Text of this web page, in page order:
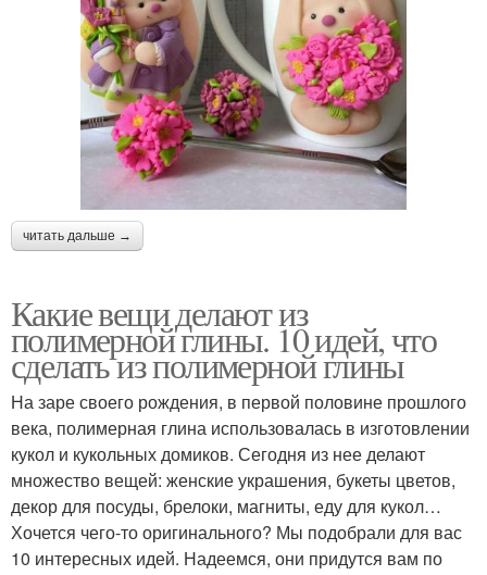
читать дальше →
Какие вещи делают из
полимерной глины. 10 идей, что
сделать из полимерной глины
На заре своего рождения, в первой половине прошлого
века, полимерная глина использовалась в изготовлении
кукол и кукольных домиков. Сегодня из нее делают
множество вещей: женские украшения, букеты цветов,
декор для посуды, брелоки, магниты, еду для кукол…
Хочется чего-то оригинального? Мы подобрали для вас
10 интересных идей. Надеемся, они придутся вам по